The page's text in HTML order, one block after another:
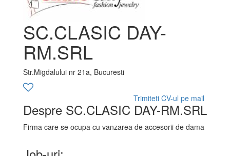
SC.CLASIC DAY-
RM.SRL
Str.Migdalului nr 21a, Bucuresti
Trimiteti CV-ul pe mail
Despre SC.CLASIC DAY-RM.SRL
Firma care se ocupa cu vanzarea de accesorii de dama